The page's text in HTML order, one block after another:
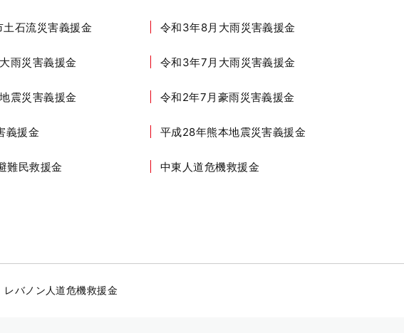
石流災害義援金 令和3年8月大雨災害義援金
雨災害義援金 令和3年7月大雨災害義援金
震災害義援金 令和2年7月豪雨災害義援金
義援金 平成28年熊本地震災害義援金
難民救援金 中東人道危機救援金
レバノン人道危機救援金